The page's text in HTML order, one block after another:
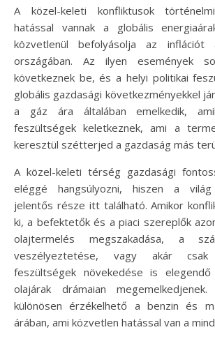
A közel-keleti konfliktusok történelmileg is jelentős
hatással vannak a globális
közvetlenül befolyásolja az
országában. Az ilyen események
következnek be, és a helyi politikai
globális gazdasági következményekkel
a gáz ára általában emelkedik,
feszültségek keletkeznek, ami a
keresztül szétterjed a gazdaság más
A közel-keleti térség gazdasági
eléggé hangsúlyozni, hiszen a világ
jelentős része itt található. Amikor
ki, a befektetők és a piaci szereplők
olajtermelés megszakadása, a
veszélyeztetése, vagy akár
feszültségek növekedése is
olajárak drámaian
különösen érzékelhető a benzin és
árában, ami közvetlen hatással van a